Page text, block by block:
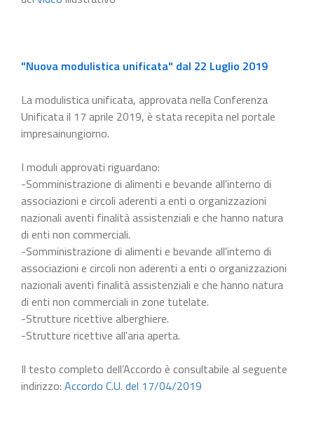
"Nuova modulistica unificata" dal 22 Luglio 2019
La modulistica unificata, approvata nella Conferenza
Unificata il 17 aprile 2019, è stata recepita nel portale
impresainungiorno.
I moduli approvati riguardano:
-Somministrazione di alimenti e bevande all'interno di
associazioni e circoli aderenti a enti o organizzazioni
nazionali aventi finalità assistenziali e che hanno natura
di enti non commerciali.
-Somministrazione di alimenti e bevande all'interno di
associazioni e circoli non aderenti a enti o organizzazioni
nazionali aventi finalità assistenziali e che hanno natura
di enti non commerciali in zone tutelate.
-Strutture ricettive alberghiere.
-Strutture ricettive all'aria aperta.
Il testo completo dell’Accordo è consultabile al seguente
indirizzo: Accordo C.U. del 17/04/2019